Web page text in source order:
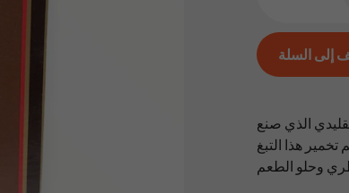
إلى السلة
المنتج
إلى
عربة
الذي صنع
تخمير هذا التبغ